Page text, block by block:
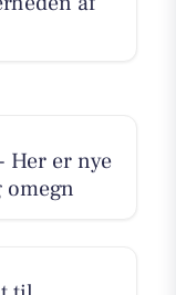
Her er nye